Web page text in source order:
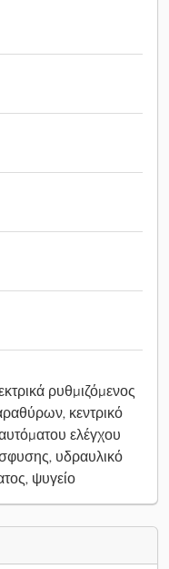
ρυθμιζόμενος
κεντρικό
ελέγχου
υδραυλικό
ψυγείο